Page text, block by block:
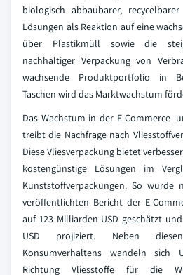
biologisch abbaubarer,
Lösungen als Reaktion auf eine
über Plastikmüll sowie die
nachhaltiger Verpackung von
wachsende Produktportfolio in
Taschen wird das Marktwachstum
Das Wachstum in der E-Commerce-
treibt die Nachfrage nach
Diese Vliesverpackung bietet
kostengünstige Lösungen im
Kunststoffverpackungen. So wurde
veröffentlichten Bericht der E-
auf 123 Milliarden USD geschätzt
USD projiziert. Neben
Konsumverhaltens wandeln sich
Richtung Vliesstoffe für die